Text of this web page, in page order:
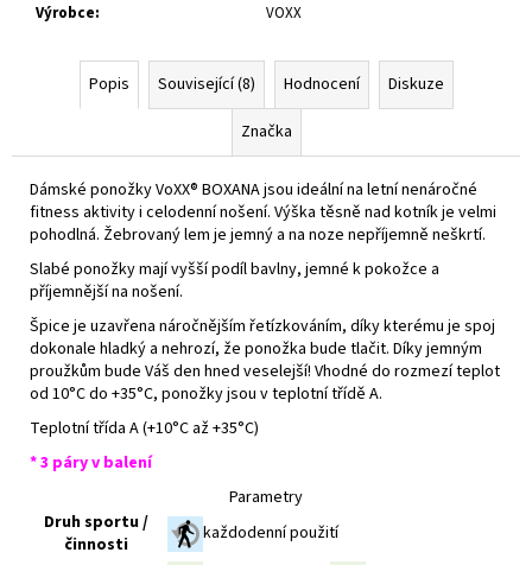
Výrobce: VOXX
Popis Související (8) Hodnocení
Diskuze
Značka
Dámské ponožky VoXX® BOXANA jsou ideální na letní nenáročné
fitness aktivity i celodenní nošení. Výška těsně nad kotník je velmi
pohodlná. Žebrovaný lem je jemný a na noze nepříjemně neškrtí.
Slabé ponožky mají vyšší podíl bavlny, jemné k pokožce a
příjemnější na nošení.
Špice je uzavřena náročnějším řetízkováním, díky kterému je spoj
dokonale hladký a nehrozí, že ponožka bude tlačit. Díky jemným
proužkům bude Váš den hned veselejší! Vhodné do rozmezí teplot
od 10°C do +35°C, ponožky jsou v teplotní třídě A.
Teplotní třída A (+10°C až +35°C)
* 3 páry v balení
Parametry
Druh sportu /
činnosti
každodenní použití